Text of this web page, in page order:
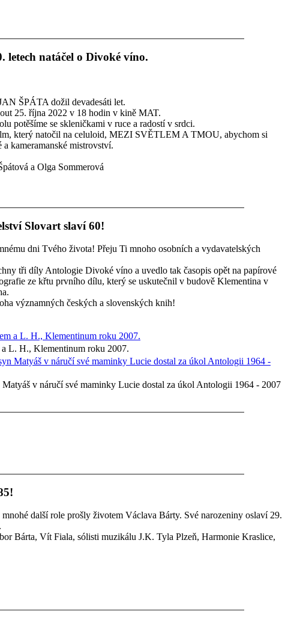
letech natáčel o Divoké víno.
ŠPÁTA dožil devadesáti let.
25. října 2022 v 18 hodin v kině MAT.
potěšíme se skleničkami v ruce a radostí v srdci.
který natočil na celuloid, MEZI SVĚTLEM A TMOU, abychom si
kameramanské mistrovství.
a Olga Sommerová
Slovart slaví 60!
dni Tvého života! Přeju Ti mnoho osobních a vydavatelských
tři díly Antologie Divoké víno a uvedlo tak časopis opět na papírové
ze křtu prvního dílu, který se uskutečnil v budově Klementina v
významných českých a slovenských knih!
a L. H., Klementinum roku 2007.
v náručí své maminky Lucie dostal za úkol Antologii 1964 - 2007
další role prošly životem Václava Bárty. Své narozeniny oslaví 29.
Bárta, Vít Fiala, sólisti muzikálu J.K. Tyla Plzeň, Harmonie Kraslice,